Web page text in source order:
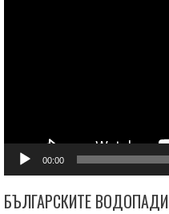
00:00
БЪЛГАРСКИТЕ ВОДОПАДИ